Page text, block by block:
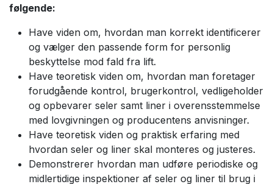
følgende:
Have viden om, hvordan man korrekt identificerer
og vælger den passende form for personlig
beskyttelse mod fald fra lift.
Have teoretisk viden om, hvordan man foretager
forudgående kontrol, brugerkontrol, vedligeholder
og opbevarer seler samt liner i overensstemmelse
med lovgivningen og producentens anvisninger.
Have teoretisk viden og praktisk erfaring med
hvordan seler og liner skal monteres og justeres.
Demonstrerer hvordan man udføre periodiske og
midlertidige inspektioner af seler og liner til brug i